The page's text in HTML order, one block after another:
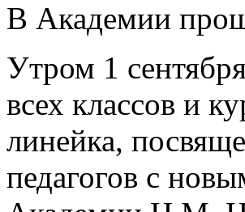
В Академии
Утром 1
всех классов и
линейка,
педагогов с